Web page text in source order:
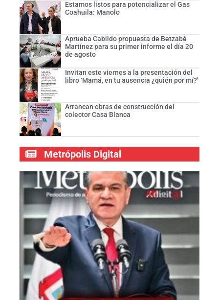
Estamos listos para potencializar el Gas
Coahuila: Manolo
Aprueba Cabildo propuesta de Betzabé
Martínez para su primer informe el día 20
de agosto
Invitan este viernes a la presentación del
libro ‘Mamá, en tu ausencia ¿quién por mí?’
Arrancan obras de construcción del
colector Casa Blanca
Metrópolis Digital